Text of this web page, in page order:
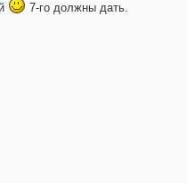
7-го должны дать.